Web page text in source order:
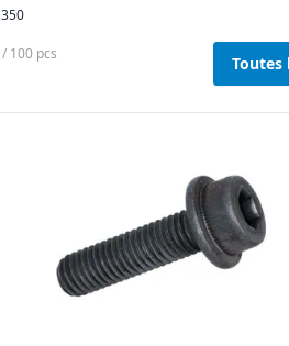
100 pcs Toutes